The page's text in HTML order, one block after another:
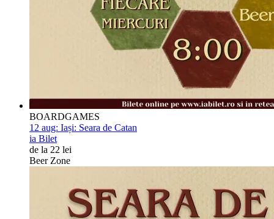
BOARDGAMES
12 aug: Iași: Seara de Catan
ia Bilet
de la 22 lei
Beer Zone